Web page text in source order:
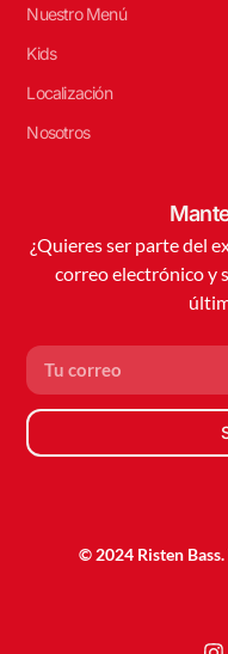
Nuestro Menú
Kids
Localización
Nosotros
¿Quieres ser parte del
correo electrónico y
© 2024 Risten Bass.